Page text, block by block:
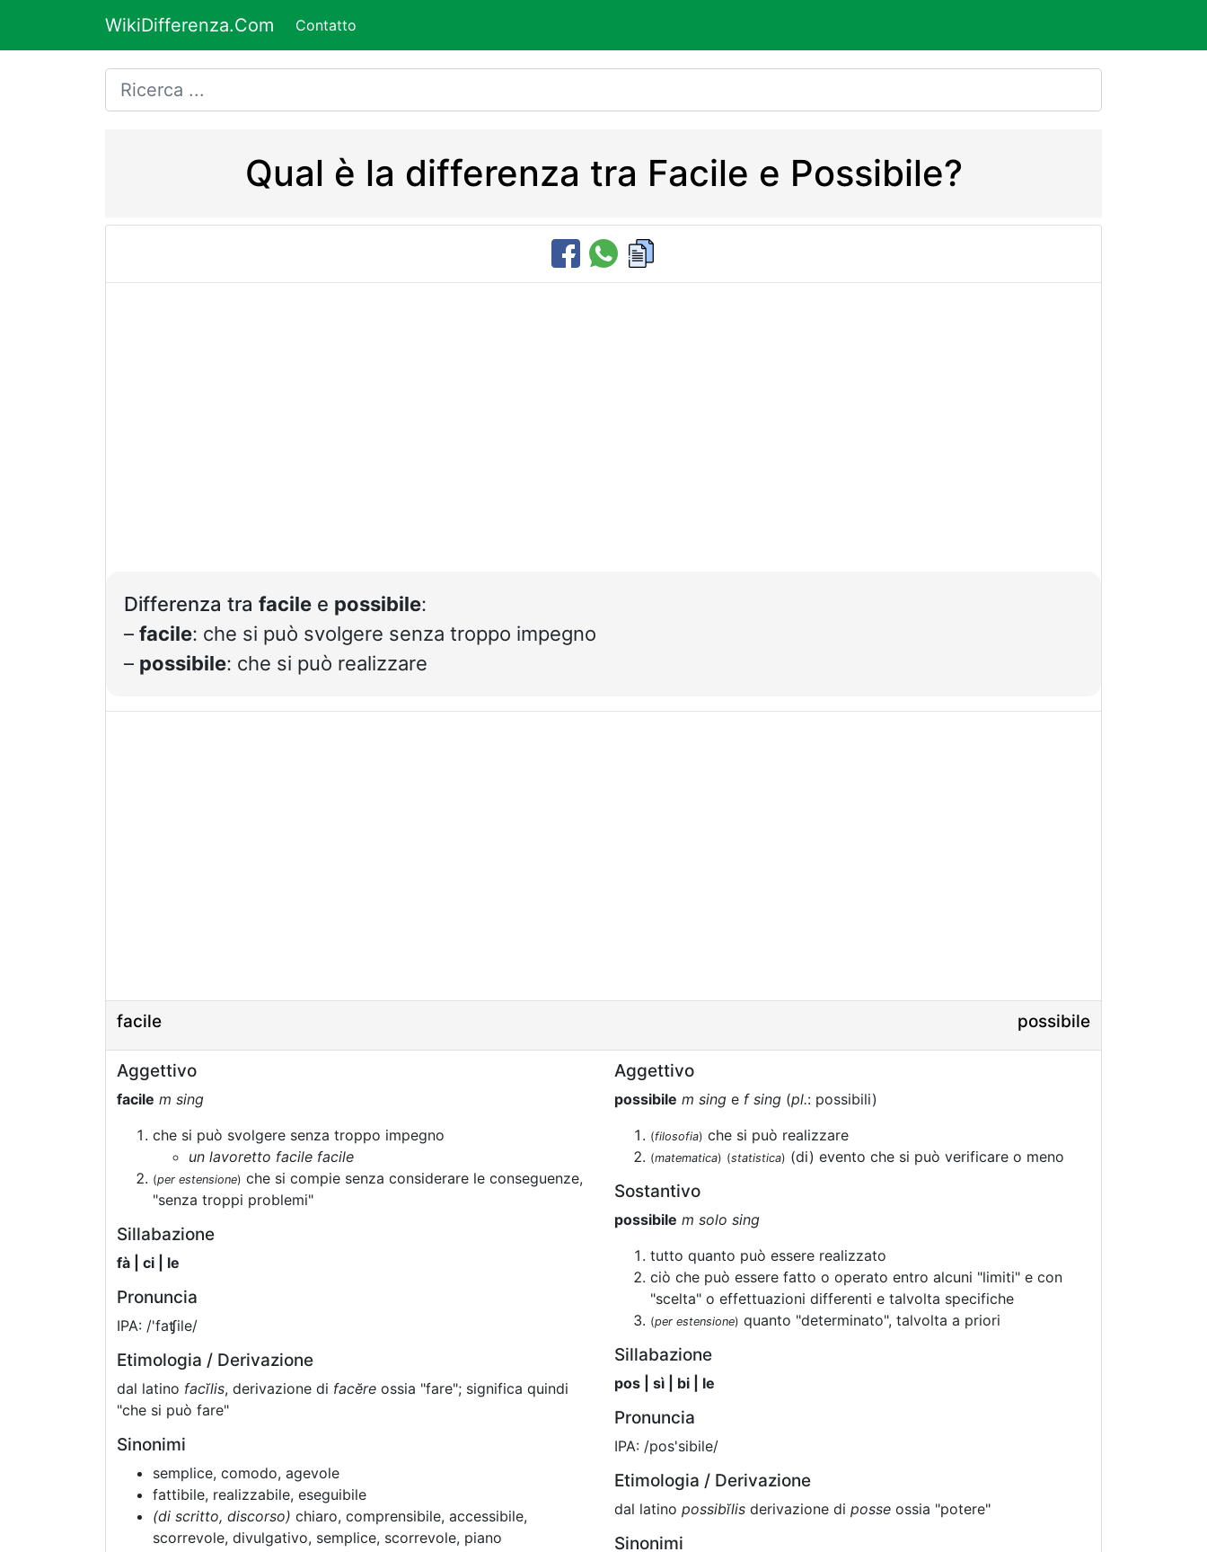
WikiDifferenza.Com Contatto
Qual è la differenza tra Facile e Possibile?
Differenza tra facile e possibile:
– facile: che si può svolgere senza troppo impegno
– possibile: che si può realizzare
facile possibile
Aggettivo
facile m sing
che si può svolgere senza troppo impegno
un lavoretto facile facile
(per estensione) che si compie senza considerare le conseguenze,
"senza troppi problemi"
Sillabazione
fà | ci | le
Pronuncia
IPA: /'faʧile/
Etimologia / Derivazione
dal latino facĭlis, derivazione di facĕre ossia "fare"; significa quindi
"che si può fare"
Sinonimi
semplice, comodo, agevole
fattibile, realizzabile, eseguibile
(di scritto, discorso) chiaro, comprensibile, accessibile,
scorrevole, divulgativo, semplice, scorrevole, piano
Aggettivo
possibile m sing e f sing (pl.: possibili)
(filosofia) che si può realizzare
(matematica) (statistica) (di) evento che si può verificare o meno
Sostantivo
possibile m solo sing
tutto quanto può essere realizzato
ciò che può essere fatto o operato entro alcuni "limiti" e con
"scelta" o effettuazioni differenti e talvolta specifiche
(per estensione) quanto "determinato", talvolta a priori
Sillabazione
pos | sì | bi | le
Pronuncia
IPA: /pos'sibile/
Etimologia / Derivazione
dal latino possibĭlis derivazione di posse ossia "potere"
Sinonimi